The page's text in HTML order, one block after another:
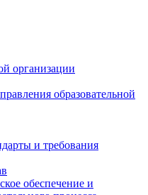
организации
образовательной
и требования
обеспечение и